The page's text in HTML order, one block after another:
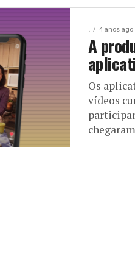
. 4 anos ago
A
Os
vídeos